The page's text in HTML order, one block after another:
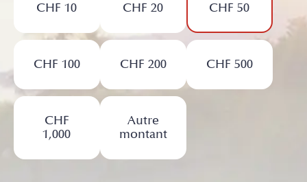
CHF 10 CHF 20 CHF 50
CHF 100 CHF 200 CHF 500
CHF
1,000
Autre
montant